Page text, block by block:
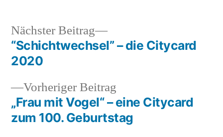
Beitrags-
Navigation
Vorheriger Beitrag
Beitrag:
„Frau mit Vogel“ – eine Citycard
zum 100. Geburtstag
Nächster Beitrag
Nächster
Beitrag:
“Schichtwechsel” – die Citycard
2020